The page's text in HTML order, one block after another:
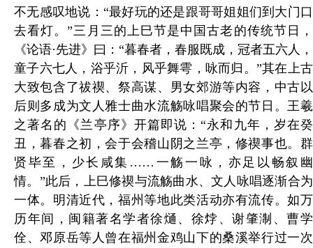
不无感叹地说：“最好玩的还是跟哥哥姐姐们到大门口
去看灯。”三月三的上巳节是中国古老的传统节日，
《论语·先进》曰：“暮春者，春服既成，冠者五六人，
童子六七人，浴乎沂，风乎舞雩，咏而归。”其在上古
大致包含了祓禊、祭高谋、男女郊游等内容，中古以
后则多成为文人雅士曲水流觞咏唱聚会的节日。王羲
之著名的《兰亭序》开篇即说：“永和九年，岁在癸
丑，暮春之初，会于会稽山阴之兰亭，修禊事也。群
贤毕至，少长咸集……一觞一咏，亦足以畅叙幽
情。”此后，上巳修禊与流觞曲水、文人咏唱逐渐合为
一体。明清近代，福州等地此类活动亦有流传。如万
历年间，闽籍著名学者徐熥、徐㶿、谢肇淛、曹学
佺、邓原岳等人曾在福州金鸡山下的桑溪举行过一次